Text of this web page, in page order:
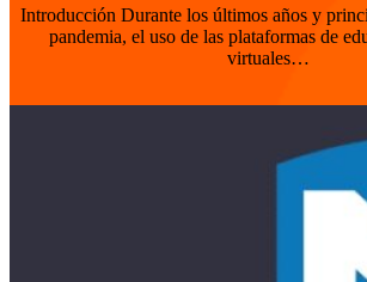
Introducción Durante los últimos años y
pandemia, el uso de las plataformas de
virtuales…